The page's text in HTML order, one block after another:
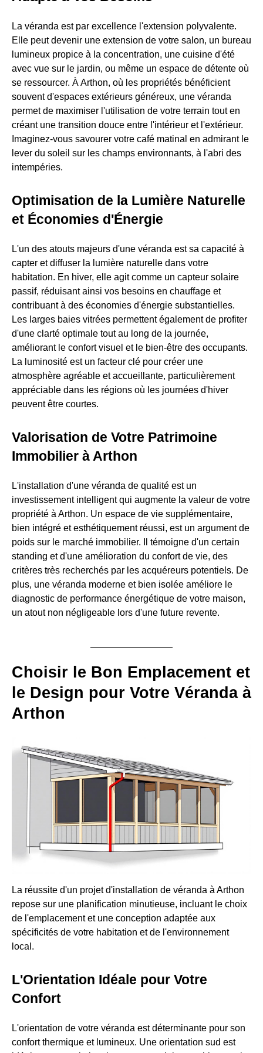
La véranda est par excellence l'extension polyvalente.
Elle peut devenir une extension de votre salon, un bureau
lumineux propice à la concentration, une cuisine d'été
avec vue sur le jardin, ou même un espace de détente où
se ressourcer. À Arthon, où les propriétés bénéficient
souvent d'espaces extérieurs généreux, une véranda
permet de maximiser l'utilisation de votre terrain tout en
créant une transition douce entre l'intérieur et l'extérieur.
Imaginez-vous savourer votre café matinal en admirant le
lever du soleil sur les champs environnants, à l'abri des
intempéries.
Optimisation de la Lumière Naturelle
et Économies d'Énergie
L'un des atouts majeurs d'une véranda est sa capacité à
capter et diffuser la lumière naturelle dans votre
habitation. En hiver, elle agit comme un capteur solaire
passif, réduisant ainsi vos besoins en chauffage et
contribuant à des économies d'énergie substantielles.
Les larges baies vitrées permettent également de profiter
d'une clarté optimale tout au long de la journée,
améliorant le confort visuel et le bien-être des occupants.
La luminosité est un facteur clé pour créer une
atmosphère agréable et accueillante, particulièrement
appréciable dans les régions où les journées d'hiver
peuvent être courtes.
Valorisation de Votre Patrimoine
Immobilier à Arthon
L'installation d'une véranda de qualité est un
investissement intelligent qui augmente la valeur de votre
propriété à Arthon. Un espace de vie supplémentaire,
bien intégré et esthétiquement réussi, est un argument de
poids sur le marché immobilier. Il témoigne d'un certain
standing et d'une amélioration du confort de vie, des
critères très recherchés par les acquéreurs potentiels. De
plus, une véranda moderne et bien isolée améliore le
diagnostic de performance énergétique de votre maison,
un atout non négligeable lors d'une future revente.
Choisir le Bon Emplacement et
le Design pour Votre Véranda à
Arthon
La réussite d'un projet d'installation de véranda à Arthon
repose sur une planification minutieuse, incluant le choix
de l'emplacement et une conception adaptée aux
spécificités de votre habitation et de l'environnement
local.
L'Orientation Idéale pour Votre
Confort
L'orientation de votre véranda est déterminante pour son
confort thermique et lumineux. Une orientation sud est